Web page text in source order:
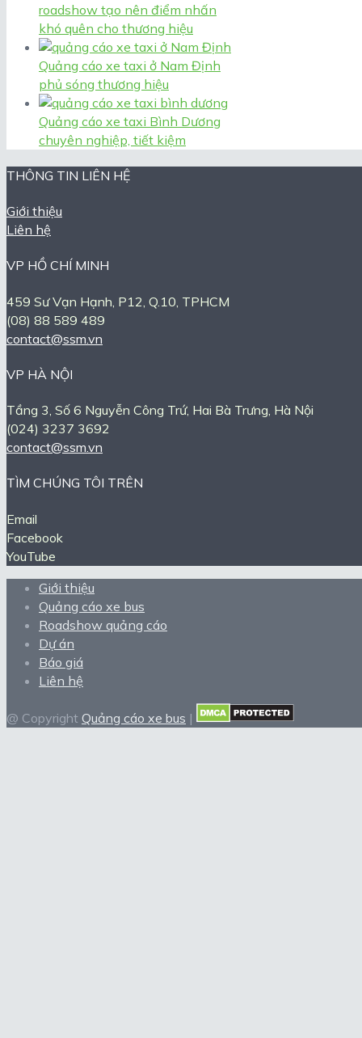
roadshow tạo nên điểm nhấn
khó quên cho thương hiệu
Quảng cáo xe taxi ở Nam Định
phủ sóng thương hiệu
Quảng cáo xe taxi Bình Dương
chuyên nghiệp, tiết kiệm
THÔNG TIN LIÊN HỆ
Giới thiệu
Liên hệ
VP HỒ CHÍ MINH
459 Sư Vạn Hạnh, P12, Q.10, TPHCM
(08) 88 589 489
contact@ssm.vn
VP HÀ NỘI
Tầng 3, Số 6 Nguyễn Công Trứ, Hai Bà Trưng, Hà Nội
(024) 3237 3692
contact@ssm.vn
TÌM CHÚNG TÔI TRÊN
Email
Facebook
YouTube
Giới thiệu
Quảng cáo xe bus
Roadshow quảng cáo
Dự án
Báo giá
Liên hệ
@ Copyright Quảng cáo xe bus |